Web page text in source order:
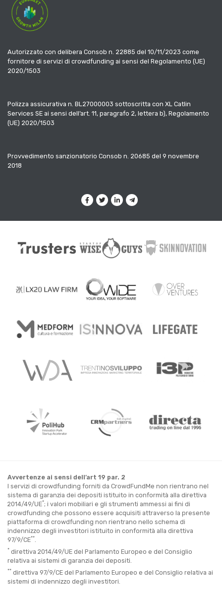
Autorizzato con delibera Consob n. 22885 del 10/11/2023 come
fornitore di servizi di crowdfunding ai sensi del Regolamento (UE)
2020/1503
Polizza assicurativa n. BL27000003 sottoscritta con XL Catlin
Services SE ai sensi dell’art. 11, paragrafo 2, lettera b), Regolamento
(UE) 2020/1503
Provvedimento sanzionatorio Consob n. 20685 del 9 novembre
2018
Avvertenze ai sensi dell’art 19 par. 2
I servizi di crowdfunding forniti da CrowdFundMe non rientrano nel
sistema di garanzia dei depositi istituito in conformità alla direttiva
2014/49/UE*; i valori mobiliari e gli strumenti ammessi ai fini di
crowdfunding che possono essere acquisiti attraverso la presente
piattaforma di crowdfunding non rientrano nello schema di
indennizzo degli investitori istituito in conformità alla direttiva
97/9/CE**
* direttiva 2014/49/UE del Parlamento Europeo e del Consiglio
relativa ai sistemi di garanzia dei depositi.
** direttiva 97/9/CE del Parlamento Europeo e del Consiglio relativa ai
sistemi di indennizzo degli investitori.